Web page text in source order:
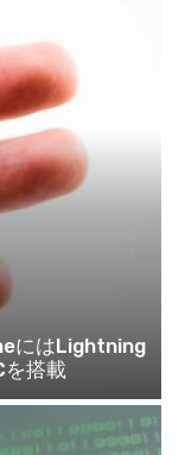
にはLightning
搭載